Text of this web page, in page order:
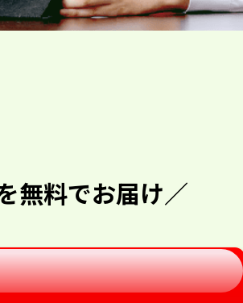
無料でお届け／